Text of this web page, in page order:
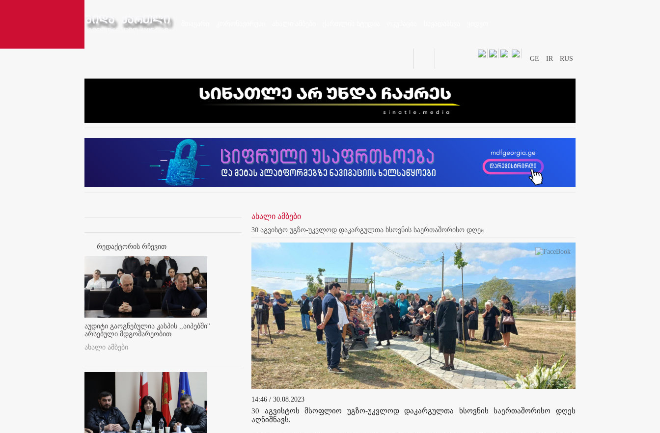
GE IR RUS
რედაქტორის რჩევით
აუდიტი გაოგნებულია კასპის ,,აიპებში''
არსებული მდგომარეობით
ახალი ამბები
ახალი ამბები
30 აგვისტო უგზო-უკვლოდ დაკარგულთა ხსოვნის საერთაშორისო დღეa
14:46 / 30.08.2023
30 აგვისტოს მსოფლიო უგზო-უკვლოდ დაკარგულთა ხსოვნის საერთაშორისო დღეს
აღნიშნავს.